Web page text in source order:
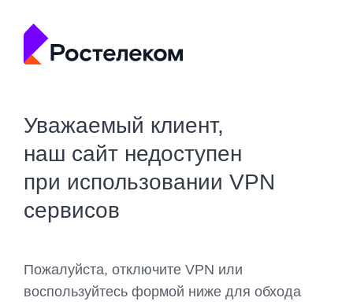
Уважаемый клиент,
наш сайт недоступен
при использовании VPN
сервисов
Пожалуйста, отключите VPN или
воспользуйтесь формой ниже для обхода